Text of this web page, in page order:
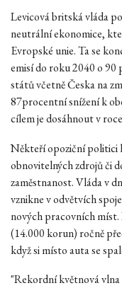
Levicová britská vláda
neutrální ekonomice,
Evropské unie. Ta se
emisí do roku 2040 o
států včetně Česka na
87procentní snížení k
cílem je dosáhnout v
Někteří opoziční politici
obnovitelných zdrojů či
zaměstnanost. Vláda v
vznikne v odvětvích
nových pracovních
(14.000 korun) ročně
když si místo auta se
"Rekordní květnová